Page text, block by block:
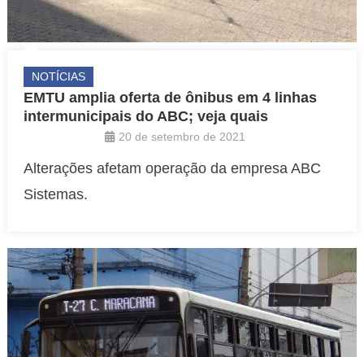
NOTÍCIAS
EMTU amplia oferta de ônibus em 4 linhas
intermunicipais do ABC; veja quais
20 de setembro de 2021
Alterações afetam operação da empresa ABC
Sistemas.